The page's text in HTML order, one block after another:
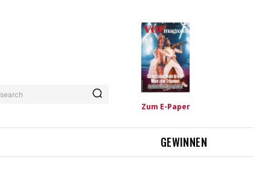
search
Zum E-Paper
GEWINNEN